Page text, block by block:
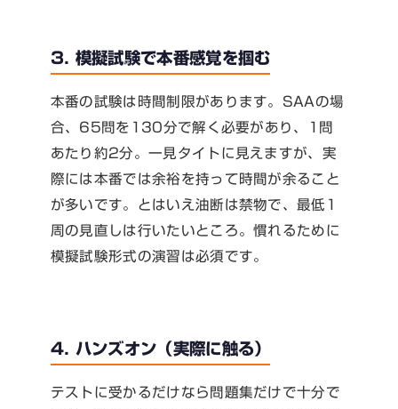
3. 模擬試験で本番感覚を掴む
本番の試験は時間制限があります。SAAの場
合、65問を130分で解く必要があり、1問
あたり約2分。一見タイトに見えますが、実
際には本番では余裕を持って時間が余ること
が多いです。とはいえ油断は禁物で、最低1
周の見直しは行いたいところ。慣れるために
模擬試験形式の演習は必須です。
4. ハンズオン（実際に触る）
テストに受かるだけなら問題集だけで十分で